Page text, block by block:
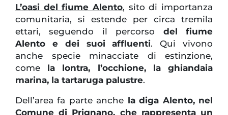
L’oasi del fiume Alento, sito di importanza
comunitaria, si estende per circa tremila
ettari, seguendo il percorso del fiume
Alento e dei suoi affluenti. Qui vivono
anche specie minacciate di estinzione,
come la lontra, l’occhione, la ghiandaia
marina, la tartaruga palustre.
Dell’area fa parte anche la diga Alento, nel
Comune di Prignano, che rappresenta un